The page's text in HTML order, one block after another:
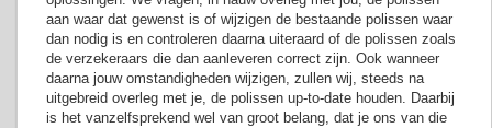
aan waar dat gewenst is of wijzigen de bestaande polissen waar
dan nodig is en controleren daarna uiteraard of de polissen zoals
de verzekeraars die dan aanleveren correct zijn. Ook wanneer
daarna jouw omstandigheden wijzigen, zullen wij, steeds na
uitgebreid overleg met je, de polissen up-to-date houden. Daarbij
is het vanzelfsprekend wel van groot belang, dat je ons van die